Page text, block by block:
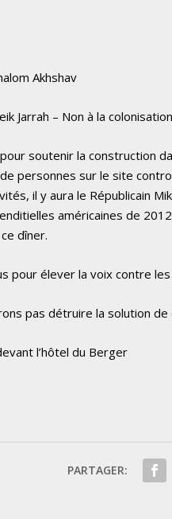
Akhshav
Jarrah – Non à la
soutenir la construction
personnes sur le site
il y aura le Républicain
américaines de
dîner.
pour élever la voix contre
pas détruire la solution de
l’hôtel du Berger
PARTAGER: